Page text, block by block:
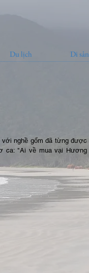
Du lịch Di sản
với nghề gốm đã từng được
ca: "Ai về mua vại Hương